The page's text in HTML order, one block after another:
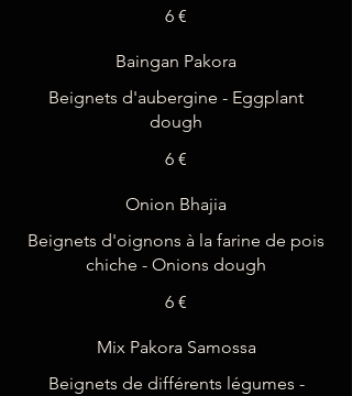
6 €
Baingan Pakora
Beignets d'aubergine - Eggplant
dough
6 €
Onion Bhajia
Beignets d'oignons à la farine de pois
chiche - Onions dough
6 €
Mix Pakora Samossa
Beignets de différents légumes -